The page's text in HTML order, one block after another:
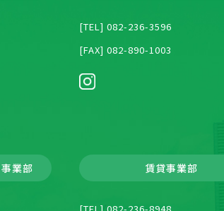
[TEL] 082-236-3596
[FAX] 082-890-1003
事業部 賃貸事業部